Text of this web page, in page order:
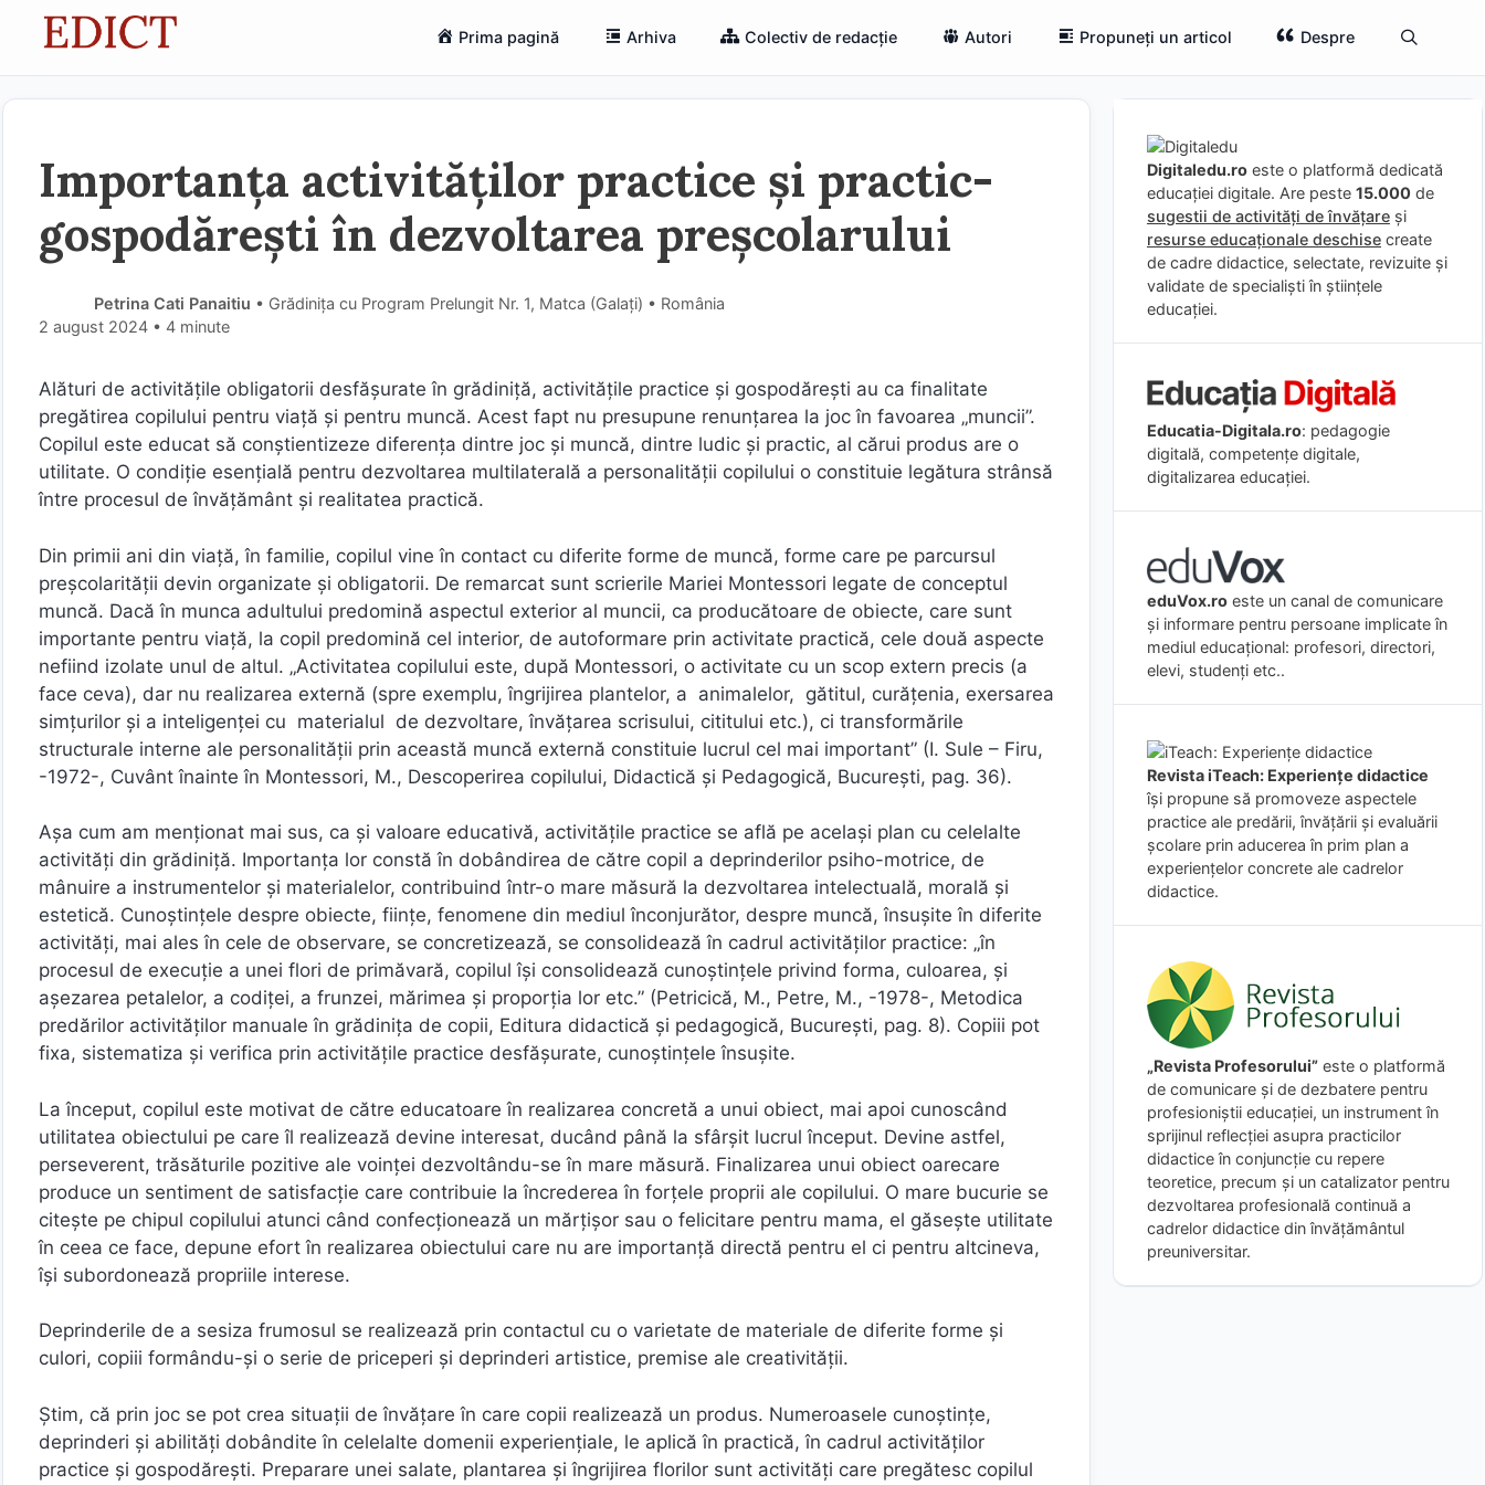
Prima pagină Arhiva Colectiv de redacție Autori Propuneți un articol Despre
Importanța activităților practice și practic-
gospodărești în dezvoltarea preșcolarului
Petrina Cati Panaitiu • Grădinița cu Program Prelungit Nr. 1, Matca (Galaţi) • România
2 august 2024 • 4 minute
Alături de activitățile obligatorii desfășurate în grădiniță, activitățile practice și gospodărești au ca finalitate
pregătirea copilului pentru viață și pentru muncă. Acest fapt nu presupune renunțarea la joc în favoarea „muncii”.
Copilul este educat să conștientizeze diferența dintre joc și muncă, dintre ludic și practic, al cărui produs are o
utilitate. O condiție esențială pentru dezvoltarea multilaterală a personalității copilului o constituie legătura strânsă
între procesul de învățământ și realitatea practică.
Din primii ani din viață, în familie, copilul vine în contact cu diferite forme de muncă, forme care pe parcursul
preșcolarității devin organizate și obligatorii. De remarcat sunt scrierile Mariei Montessori legate de conceptul
muncă. Dacă în munca adultului predomină aspectul exterior al muncii, ca producătoare de obiecte, care sunt
importante pentru viață, la copil predomină cel interior, de autoformare prin activitate practică, cele două aspecte
nefiind izolate unul de altul. „Activitatea copilului este, după Montessori, o activitate cu un scop extern precis (a
face ceva), dar nu realizarea externă (spre exemplu, îngrijirea plantelor, a animalelor, gătitul, curățenia, exersarea
simțurilor și a inteligenței cu materialul de dezvoltare, învățarea scrisului, cititului etc.), ci transformările
structurale interne ale personalității prin această muncă externă constituie lucrul cel mai important” (I. Sule – Firu,
-1972-, Cuvânt înainte în Montessori, M., Descoperirea copilului, Didactică și Pedagogică, București, pag. 36).
Așa cum am menționat mai sus, ca și valoare educativă, activitățile practice se află pe același plan cu celelalte
activități din grădiniță. Importanța lor constă în dobândirea de către copil a deprinderilor psiho-motrice, de
mânuire a instrumentelor și materialelor, contribuind într-o mare măsură la dezvoltarea intelectuală, morală și
estetică. Cunoștințele despre obiecte, ființe, fenomene din mediul înconjurător, despre muncă, însușite în diferite
activități, mai ales în cele de observare, se concretizează, se consolidează în cadrul activităților practice: „în
procesul de execuție a unei flori de primăvară, copilul își consolidează cunoștințele privind forma, culoarea, și
așezarea petalelor, a codiței, a frunzei, mărimea și proporția lor etc.” (Petricică, M., Petre, M., -1978-, Metodica
predărilor activităților manuale în grădinița de copii, Editura didactică și pedagogică, București, pag. 8). Copiii pot
fixa, sistematiza și verifica prin activitățile practice desfășurate, cunoștințele însușite.
La început, copilul este motivat de către educatoare în realizarea concretă a unui obiect, mai apoi cunoscând
utilitatea obiectului pe care îl realizează devine interesat, ducând până la sfârșit lucrul început. Devine astfel,
perseverent, trăsăturile pozitive ale voinței dezvoltându-se în mare măsură. Finalizarea unui obiect oarecare
produce un sentiment de satisfacție care contribuie la încrederea în forțele proprii ale copilului. O mare bucurie se
citește pe chipul copilului atunci când confecționează un mărțișor sau o felicitare pentru mama, el găsește utilitate
în ceea ce face, depune efort în realizarea obiectului care nu are importanță directă pentru el ci pentru altcineva,
își subordonează propriile interese.
Deprinderile de a sesiza frumosul se realizează prin contactul cu o varietate de materiale de diferite forme și
culori, copiii formându-și o serie de priceperi și deprinderi artistice, premise ale creativității.
Știm, că prin joc se pot crea situații de învățare în care copii realizează un produs. Numeroasele cunoștințe,
deprinderi și abilități dobândite în celelalte domenii experiențiale, le aplică în practică, în cadrul activităților
practice și gospodărești. Preparare unei salate, plantarea și îngrijirea florilor sunt activități care pregătesc copilul
Digitaledu.ro este o platformă dedicată
educației digitale. Are peste 15.000 de
sugestii de activități de învățare și
resurse educaționale deschise create
de cadre didactice, selectate, revizuite și
validate de specialiști în științele
educației.
Educatia-Digitala.ro: pedagogie
digitală, competențe digitale,
digitalizarea educației.
eduVox.ro este un canal de comunicare
și informare pentru persoane implicate în
mediul educațional: profesori, directori,
elevi, studenți etc..
Revista iTeach: Experienţe didactice
îşi propune să promoveze aspectele
practice ale predării, învăţării şi evaluării
şcolare prin aducerea în prim plan a
experienţelor concrete ale cadrelor
didactice.
„Revista Profesorului” este o platformă
de comunicare și de dezbatere pentru
profesioniștii educației, un instrument în
sprijinul reflecției asupra practicilor
didactice în conjuncție cu repere
teoretice, precum și un catalizator pentru
dezvoltarea profesională continuă a
cadrelor didactice din învățământul
preuniversitar.